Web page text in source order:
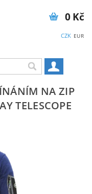
CZK EUR
0 Kč
NA ZIP
TELESCOPE